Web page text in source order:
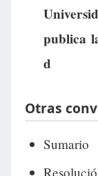
publica
d
Otras
Sumario